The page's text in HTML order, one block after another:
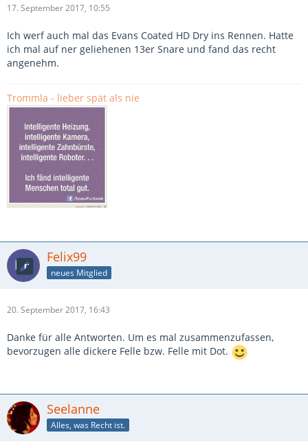
17. September 2017, 10:55
Ich werf auch mal das Evans Coated HD Dry ins Rennen. Hatte
ich mal auf ner geliehenen 13er Snare und fand das recht
angenehm.
Trommla - lieber spät als nie
Felix99
neues Mitglied
20. September 2017, 16:43
Danke für alle Antworten. Um es mal zusammenzufassen,
bevorzugen alle dickere Felle bzw. Felle mit Dot.
Seelanne
Alles, was Recht ist.